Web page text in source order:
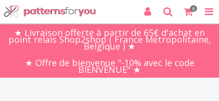
★ Livraison offerte à partir de 65€ d'achat en
point relais Shop2shop ( France Métropolitaine,
Belgique ) ★
★ Offre de bienvenue "-10% avec le code
BIENVENUE" ★
0